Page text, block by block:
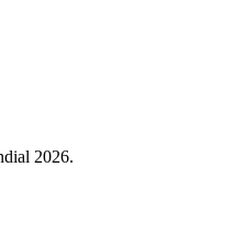
2026.